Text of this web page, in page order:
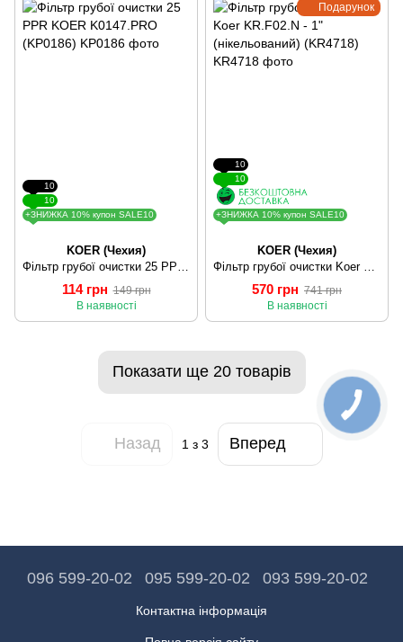
10
10
+ЗНИЖКА 10% купон SALE10
KOER (Чехия)
Фільтр грубої очистки 25 PPR KOER K0147.PRO (KP0186)
114 грн 149 грн
В наявності
Подарунок
10
10
+ЗНИЖКА 10% купон SALE10
KOER (Чехия)
Фільтр грубої очистки Koer KR.F02.N - 1" (нікельований) (KR4718)
570 грн 741 грн
В наявності
Показати ще 20 товарів
Назад 1 з 3 Вперед
096 599-20-02 095 599-20-02 093 599-20-02
Контактна інформація